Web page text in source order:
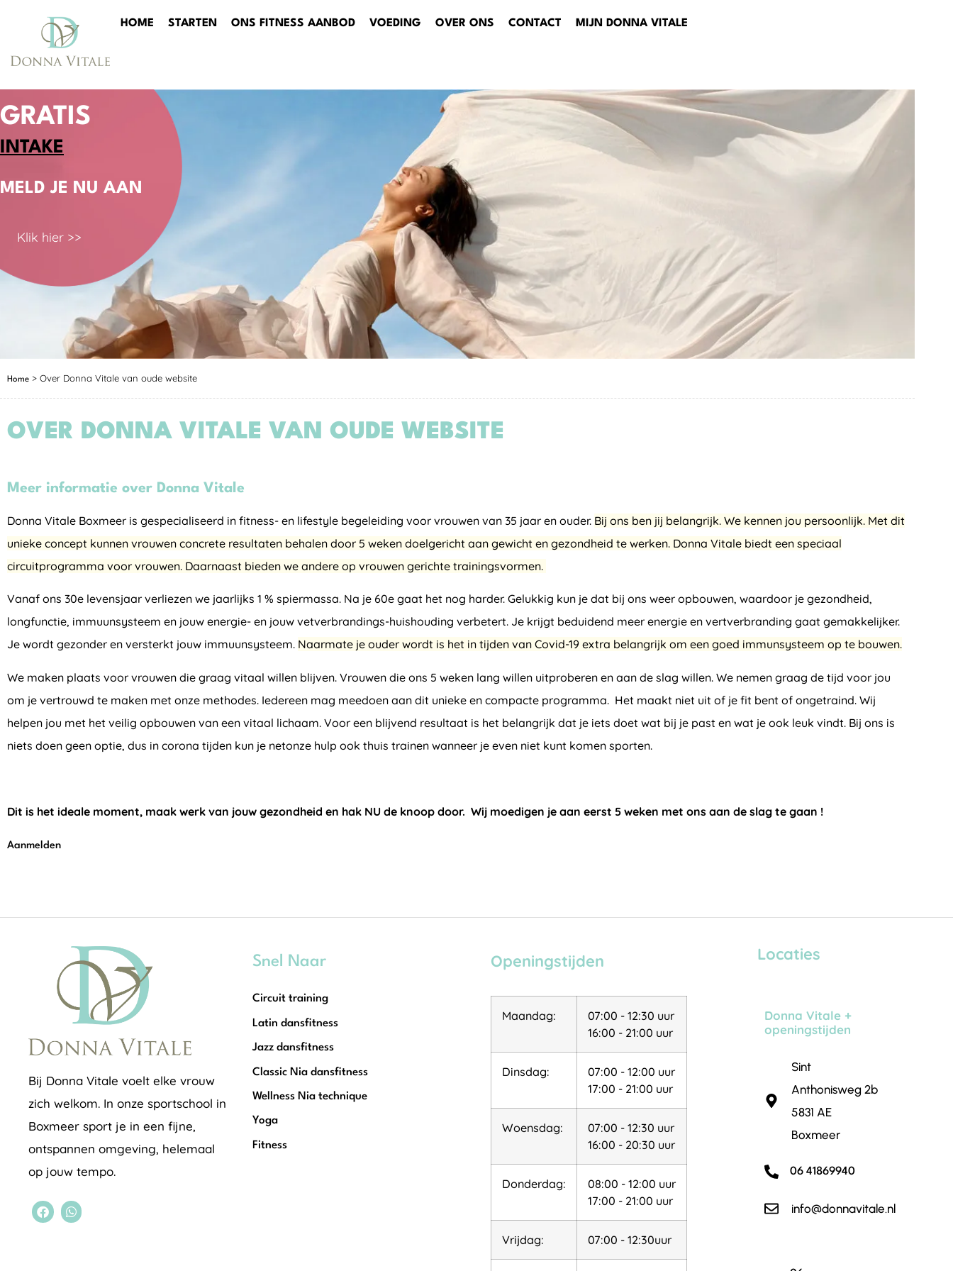
HOME STARTEN ONS FITNESS AANBOD VOEDING OVER ONS CONTACT MIJN DONNA VITALE
GRATIS
INTAKE
MELD JE NU AAN
Klik hier >>
Home > Over Donna Vitale van oude website
OVER DONNA VITALE VAN OUDE WEBSITE
Meer informatie over Donna Vitale
Donna Vitale Boxmeer is gespecialiseerd in fitness- en lifestyle begeleiding voor vrouwen van 35 jaar en ouder. Bij ons ben jij belangrijk. We kennen jou persoonlijk. Met dit
unieke concept kunnen vrouwen concrete resultaten behalen door 5 weken doelgericht aan gewicht en gezondheid te werken. Donna Vitale biedt een speciaal
circuitprogramma voor vrouwen. Daarnaast bieden we andere op vrouwen gerichte trainingsvormen.
Vanaf ons 30e levensjaar verliezen we jaarlijks 1 % spiermassa. Na je 60e gaat het nog harder. Gelukkig kun je dat bij ons weer opbouwen, waardoor je gezondheid,
longfunctie, immuunsysteem en jouw energie- en jouw vetverbrandings-huishouding verbetert. Je krijgt beduidend meer energie en vertverbranding gaat gemakkelijker.
Je wordt gezonder en versterkt jouw immuunsysteem. Naarmate je ouder wordt is het in tijden van Covid-19 extra belangrijk om een goed immunsysteem op te bouwen.
We maken plaats voor vrouwen die graag vitaal willen blijven. Vrouwen die ons 5 weken lang willen uitproberen en aan de slag willen. We nemen graag de tijd voor jou
om je vertrouwd te maken met onze methodes. Iedereen mag meedoen aan dit unieke en compacte programma. Het maakt niet uit of je fit bent of ongetraind. Wij
helpen jou met het veilig opbouwen van een vitaal lichaam. Voor een blijvend resultaat is het belangrijk dat je iets doet wat bij je past en wat je ook leuk vindt. Bij ons is
niets doen geen optie, dus in corona tijden kun je netonze hulp ook thuis trainen wanneer je even niet kunt komen sporten.
Dit is het ideale moment, maak werk van jouw gezondheid en hak NU de knoop door. Wij moedigen je aan eerst 5 weken met ons aan de slag te gaan !
Aanmelden
Bij Donna Vitale voelt elke vrouw
zich welkom. In onze sportschool in
Boxmeer sport je in een fijne,
ontspannen omgeving, helemaal
op jouw tempo.
Snel Naar
Circuit training
Latin dansfitness
Jazz dansfitness
Classic Nia dansfitness
Wellness Nia technique
Yoga
Fitness
Openingstijden
Maandag:
07:00 - 12:30 uur
16:00 - 21:00 uur
Dinsdag:
07:00 - 12:00 uur
17:00 - 21:00 uur
Woensdag:
07:00 - 12:30 uur
16:00 - 20:30 uur
Donderdag:
08:00 - 12:00 uur
17:00 - 21:00 uur
Vrijdag: 07:00 - 12:30uur
Locaties
Donna Vitale +
openingstijden
Sint
Anthonisweg 2b
5831 AE
Boxmeer
06 41869940
info@donnavitale.nl